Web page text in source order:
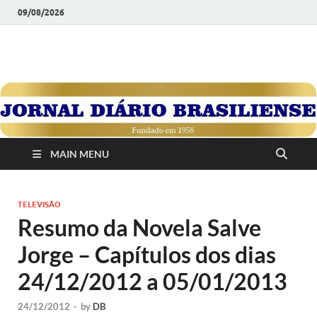
09/08/2026
JORNAL DIÁRIO
BRASILIENSE
1958
MAIN MENU
TELEVISÃO
Resumo da Novela Salve
Jorge – Capítulos dos dias
24/12/2012 a 05/01/2013
24/12/2012 - by DB